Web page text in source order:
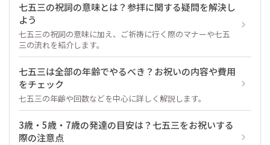
七五三の祝詞の意味とは？参拝に関する疑問を解決し
よう
七五三の祝詞の意味に加え、ご祈祷に行く際のマナーや七五
三の流れを紹介します。
七五三は全部の年齢でやるべき？お祝いの内容や費用
をチェック
七五三の年齢や回数などを中心に詳しく解説します。
3歳・5歳・7歳の発達の目安は？七五三をお祝いする
際の注意点